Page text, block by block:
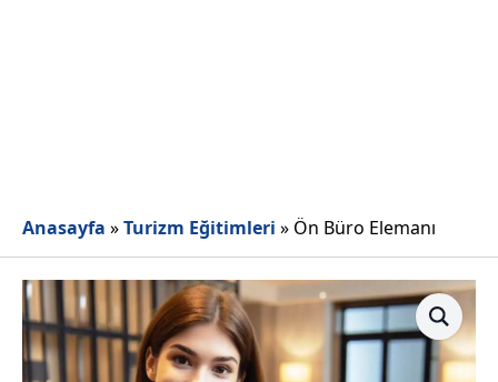
Anasayfa »Turizm Eğitimleri » Ön Büro Elemanı